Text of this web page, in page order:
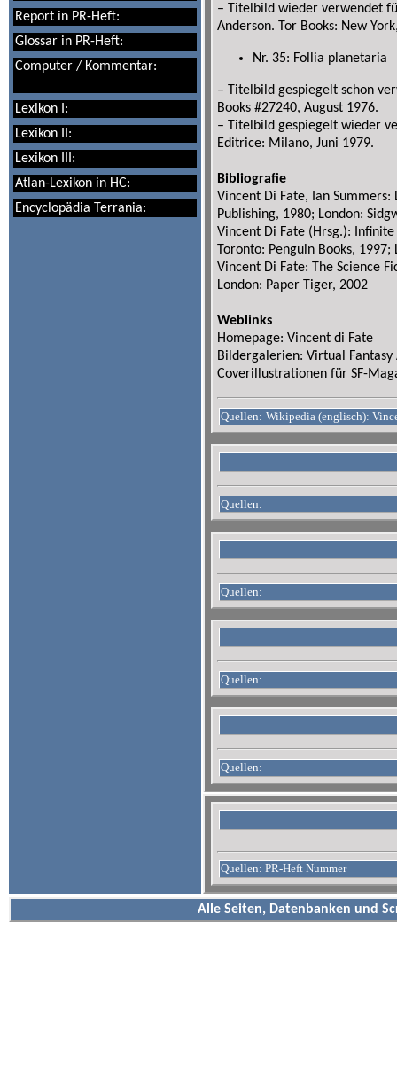
Report in PR-Heft:
Glossar in PR-Heft:
Computer / Kommentar:
Lexikon I:
Lexikon II:
Lexikon III:
Atlan-Lexikon in HC:
Encyclopädia Terrania:
– Titelbild wieder verwendet
Anderson. Tor Books: New
Nr. 35: Follia planetaria
– Titelbild gespiegelt schon
Books #27240, August 1976.
– Titelbild gespiegelt wieder
Editrice: Milano, Juni 1979.
Bibliografie
Vincent Di Fate, Ian
Publishing, 1980; London:
Vincent Di Fate (Hrsg.):
Toronto: Penguin Books,
Vincent Di Fate: The Science
London: Paper Tiger, 2002
Weblinks
Homepage: Vincent di Fate
Bildergalerien: Virtual
Coverillustrationen für SF-
Quellen: Wikipedia (englisch):
Quellen:
Quellen:
Quellen:
Quellen:
Quellen: PR-Heft Nummer
Alle Seiten, Datenbanken und